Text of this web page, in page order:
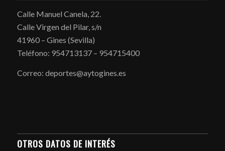
Calle Manuel Canela, 22.
Calle Virgen del Pilar, s/n
41960 – Gines (Sevilla)
Teléfono: 954713137 – 954715400
Correo: deportes@aytogines.es
OTROS DATOS DE INTERÉS